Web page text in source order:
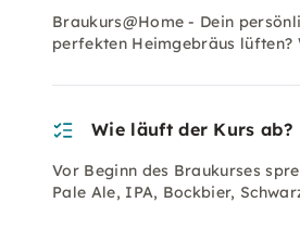
Braukurs@Home - Dein
perfekten Heimgebräus lüften?
Wie läuft der Kurs ab?
Vor Beginn des Braukurses
Pale Ale, IPA, Bockbier,